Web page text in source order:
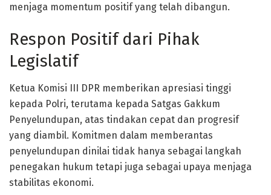
menjaga momentum positif yang telah dibangun.
Respon Positif dari Pihak
Legislatif
Ketua Komisi III DPR memberikan apresiasi tinggi
kepada Polri, terutama kepada Satgas Gakkum
Penyelundupan, atas tindakan cepat dan progresif
yang diambil. Komitmen dalam memberantas
penyelundupan dinilai tidak hanya sebagai langkah
penegakan hukum tetapi juga sebagai upaya menjaga
stabilitas ekonomi.